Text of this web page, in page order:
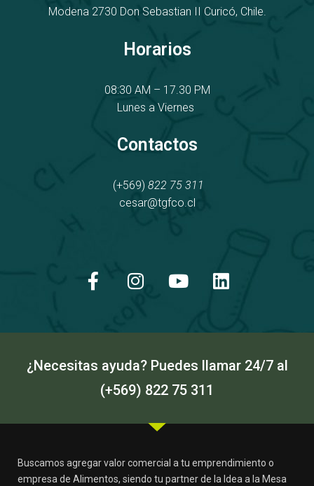
Modena 2730 Don Sebastian II Curicó, Chile.
Horarios
08:30 AM – 17.30 PM
Lunes a Viernes
Contactos
(+569) 822 75 311
cesar@tgfco.cl
c
e
o
k
s
t
g
a
m
u
t
b
n
k
d
n
¿Necesitas ayuda? Puedes llamar 24/7 al
(+569) 822 75 311
Buscamos agregar valor comercial a tu emprendimiento o
empresa de Alimentos, siendo tu partner de la Idea a la Mesa